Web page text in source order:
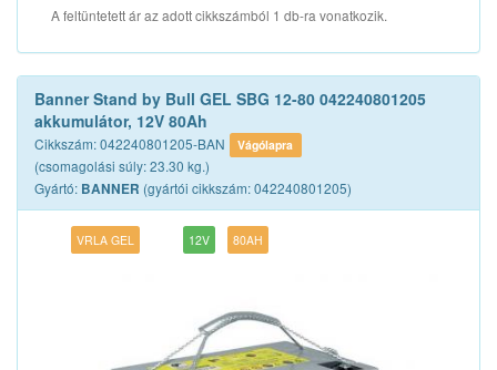
A feltüntetett ár az adott cikkszámból 1 db-ra vonatkozik.
Banner Stand by Bull GEL SBG 12-80 042240801205
akkumulátor, 12V 80Ah
Cikkszám: 042240801205-BAN Vágólapra
(csomagolási súly: 23.30 kg.)
Gyártó: BANNER (gyártói cikkszám: 042240801205)
VRLA GEL 12V 80AH